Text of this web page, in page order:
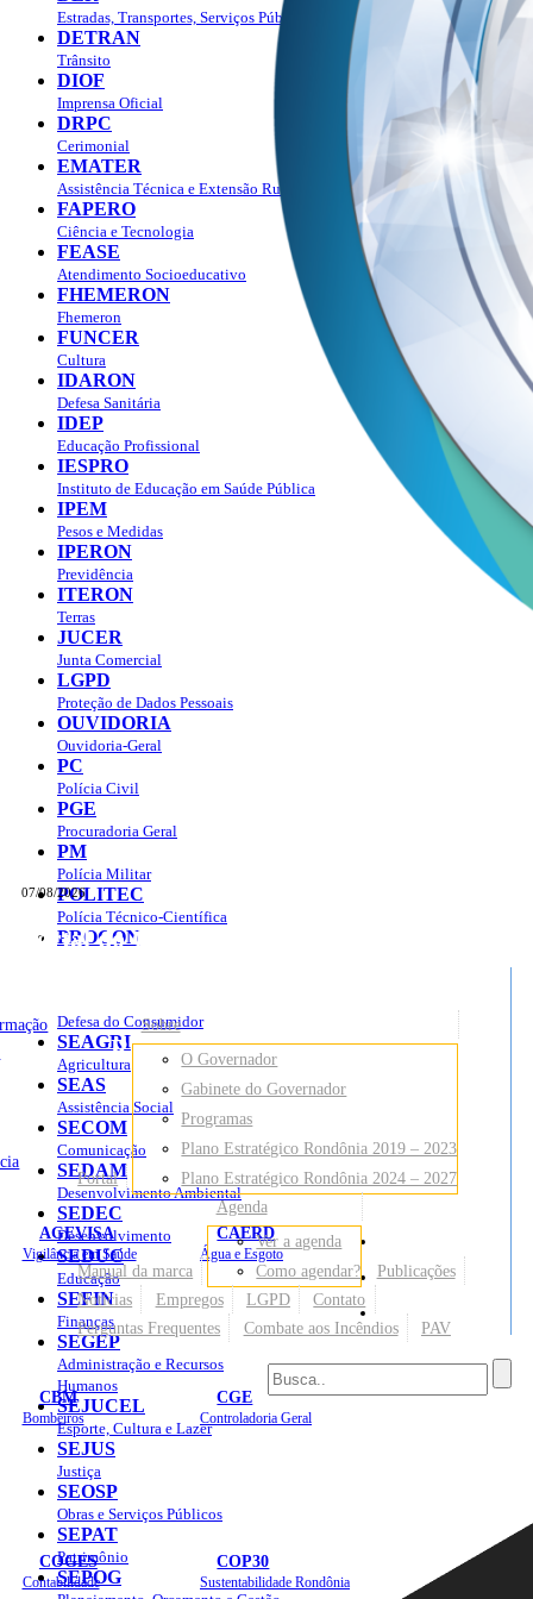
07/08/2026
Portal do Governo do
Rondônia
AGEVISA
Vigilância em Saúde
CAERD
Água e Esgoto
CBM
Bombeiros
CGE
Controladoria Geral
COGES
Contabilidade
COP30
Sustentabilidade Rondônia
Sites
Portal
Sobre
O Governador
Gabinete do Governador
Programas
Plano Estratégico Rondônia 2019 – 2023
Plano Estratégico Rondônia 2024 – 2027
Manual da marca
Agenda
Ver a agenda
Como agendar?
Publicações
Notícias
Empregos LGPD
Contato
Perguntas Frequentes
Combate aos Incêndios PAV
Estradas, Transportes, Serviços Públicos
DETRAN
Trânsito
DIOF
Imprensa Oficial
DRPC
Cerimonial
EMATER
Assistência Técnica e Extensão Rural
FAPERO
Ciência e Tecnologia
FEASE
Atendimento Socioeducativo
FHEMERON
Fhemeron
FUNCER
Cultura
IDARON
Defesa Sanitária
IDEP
Educação Profissional
IESPRO
Instituto de Educação em Saúde Pública
IPEM
Pesos e Medidas
IPERON
Previdência
ITERON
Terras
JUCER
Junta Comercial
LGPD
Proteção de Dados Pessoais
OUVIDORIA
Ouvidoria-Geral
PC
Polícia Civil
PGE
Procuradoria Geral
PM
Polícia Militar
POLITEC
Polícia Técnico-Científica
PROCON
Defesa do Consumidor
SEAGRI
Agricultura
SEAS
Assistência Social
SECOM
Comunicação
SEDAM
Desenvolvimento Ambiental
SEDEC
Desenvolvimento
SEDUC
Educação
SEFIN
Finanças
SEGEP
Administração e Recursos
Humanos
SEJUCEL
Esporte, Cultura e Lazer
SEJUS
Justiça
SEOSP
Obras e Serviços Públicos
SEPAT
Patrimônio
SEPOG